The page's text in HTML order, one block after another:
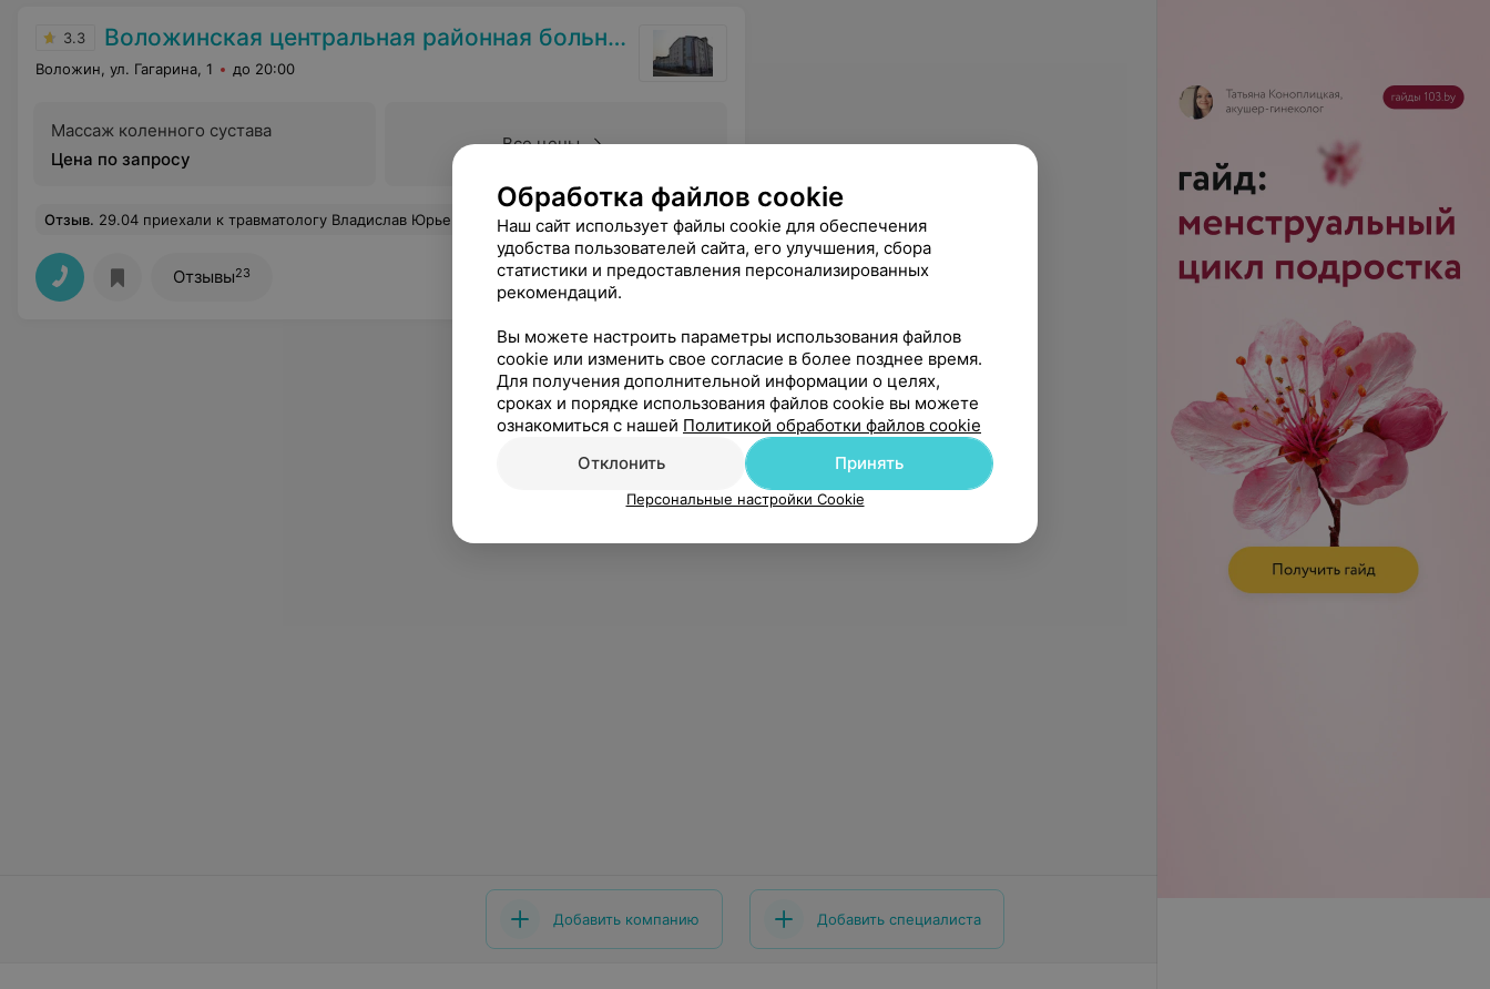
3.3 Воложинская центральная районная больница
Воложин, ул. Гагарина, 1 до 20:00
Массаж коленного сустава
Цена по запросу
Все цены
Отзыв. 29.04 приехали к травматологу Владислав Юрьевич очередь около 15 человек . Данный врач собрался ушел на собрание при такой очереди!! Совещание у них уже идёт около 40 минут! А по окончанию совещания он просто уйдет на обед ! ПРИМИТЕ ПОЖАЛУЙСТА МЕРЫ !!!! Еще
Отзывы23
Добавить компанию Добавить специалиста
Обработка файлов cookie
Наш сайт использует файлы cookie для обеспечения
удобства пользователей сайта, его улучшения, сбора
статистики и предоставления персонализированных
рекомендаций.
Вы можете настроить параметры использования файлов
cookie или изменить свое согласие в более позднее время.
Для получения дополнительной информации о целях,
сроках и порядке использования файлов cookie вы можете
ознакомиться с нашей Политикой обработки файлов cookie
Отклонить
Принять
Персональные настройки Cookie